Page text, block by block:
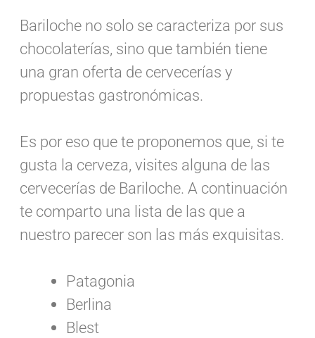
Bariloche no solo se caracteriza por sus
chocolaterías, sino que también tiene
una gran oferta de cervecerías y
propuestas gastronómicas.
Es por eso que te proponemos que, si te
gusta la cerveza, visites alguna de las
cervecerías de Bariloche. A continuación
te comparto una lista de las que a
nuestro parecer son las más exquisitas.
Patagonia
Berlina
Blest